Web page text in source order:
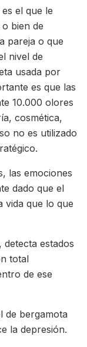
el que le
bien de
pareja o que
nivel de
usada por
es que las
10.000 olores
cosmética,
no es utilizado
las emociones
dado que el
vida que lo que
detecta estados
total
de ese
de bergamota
la depresión.